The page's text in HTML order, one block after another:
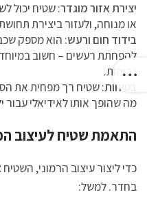
יצירת אזור מוגדר: שטיח יכול
או מנוחה, ולעזור ביצירת
בידוד חום ורעש: הוא מספק
להפחתת רעשים – חשוב
גבוהות.
בטיחות: שטיח רך מפחית את
מה שהופך אותו לאידיאלי
התאמת שטיח לעיצוב
כדי ליצור עיצוב הרמוני,
בחדר. למשל: